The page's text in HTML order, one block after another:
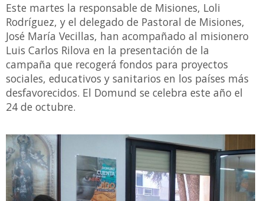
Este martes la responsable de Misiones, Loli
Rodríguez, y el delegado de Pastoral de Misiones,
José María Vecillas, han acompañado al misionero
Luis Carlos Rilova en la presentación de la
campaña que recogerá fondos para proyectos
sociales, educativos y sanitarios en los países más
desfavorecidos. El Domund se celebra este año el
24 de octubre.